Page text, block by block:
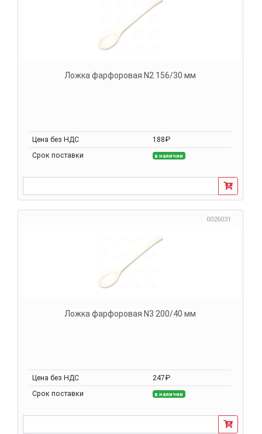
Ложка фарфоровая N2 156/30 мм
Цена без НДС
188₽
Срок поставки
в наличии
0026031
Ложка фарфоровая N3 200/40 мм
Цена без НДС
247₽
Срок поставки
в наличии